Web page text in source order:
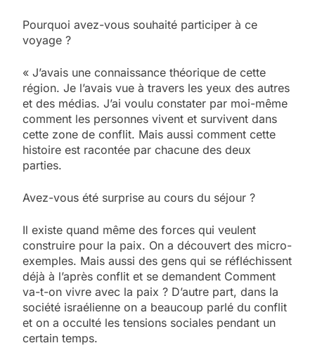
Pourquoi avez-vous souhaité participer à ce
voyage ?
« J’avais une connaissance théorique de cette
région. Je l’avais vue à travers les yeux des autres
et des médias. J’ai voulu constater par moi-même
comment les personnes vivent et survivent dans
cette zone de conflit. Mais aussi comment cette
histoire est racontée par chacune des deux
parties.
Avez-vous été surprise au cours du séjour ?
Il existe quand même des forces qui veulent
construire pour la paix. On a découvert des micro-
exemples. Mais aussi des gens qui se réfléchissent
déjà à l’après conflit et se demandent Comment
va-t-on vivre avec la paix ? D’autre part, dans la
société israélienne on a beaucoup parlé du conflit
et on a occulté les tensions sociales pendant un
certain temps.